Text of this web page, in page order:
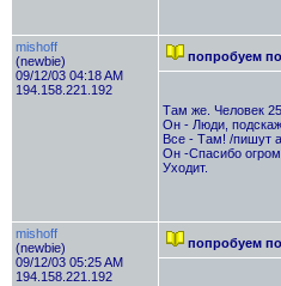
mishoff
(newbie)
09/12/03 04:18 AM
194.158.221.192
попробуем
Там же. Человек
Он - Люди,
Все - Там! /пишут
Он -Спасибо
Уходит.
mishoff
(newbie)
09/12/03 05:25 AM
194.158.221.192
попробуем